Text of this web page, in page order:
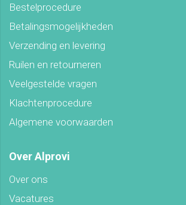
Bestelprocedure
Betalingsmogelijkheden
Verzending en levering
Ruilen en retourneren
Veelgestelde vragen
Klachtenprocedure
Algemene voorwaarden
Over Alprovi
Over ons
Vacatures